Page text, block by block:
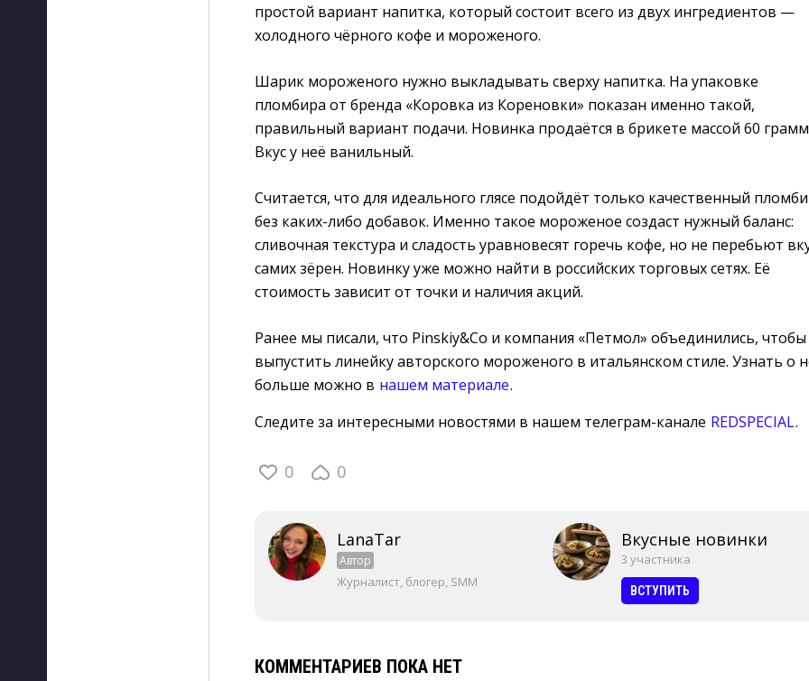
простой вариант напитка, который состоит всего из двух ингредиентов —
холодного чёрного кофе и мороженого.
Шарик мороженого нужно выкладывать сверху напитка. На упаковке
пломбира от бренда «Коровка из Кореновки» показан именно такой,
правильный вариант подачи. Новинка продаётся в брикете массой 60
Вкус у неё ванильный.
Считается, что для идеального глясе подойдёт только качественный
без каких-либо добавок. Именно такое мороженое создаст нужный баланс:
сливочная текстура и сладость уравновесят горечь кофе, но не перебьют
самих зёрен. Новинку уже можно найти в российских торговых сетях. Её
стоимость зависит от точки и наличия акций.
Ранее мы писали, что Pinskiy&Co и компания «Петмол» объединились, чтобы
выпустить линейку авторского мороженого в итальянском стиле. Узнать о
больше можно в нашем материале.
Следите за интересными новостями в нашем телеграм-канале REDSPECIAL.
0 0
LanaTar
Автор
Журналист, блогер, SMM
Вкусные новинки
3 участника
ВСТУПИТЬ
КОММЕНТАРИЕВ ПОКА НЕТ